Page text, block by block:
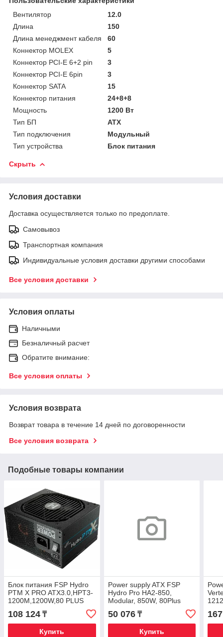
Вентилятор
12.0
Длина
150
Длина менеджмент кабеля
60
Коннектор MOLEX
5
Коннектор PCI-E 6+2 pin
3
Коннектор PCI-E 6pin
3
Коннектор SATA
15
Коннектор питания
24+8+8
Мощность
1200 Вт
Тип БП
ATX
Тип подключения
Модульный
Тип устройства
Блок питания
Скрыть
Условия доставки
Доставка осуществляется только по предоплате.
Самовывоз
Транспортная компания
Индивидуальные условия доставки другими способами
Все условия доставки
Условия оплаты
Наличными
Безналичный расчет
Обратите внимание:
Все условия оплаты
Условия возврата
Возврат товара в течение 14 дней по договоренности
Все условия возврата
Подобные товары компании
Блок питания FSP Hydro
PTM X PRO ATX3.0,HPT3-
1200M,1200W,80 PLUS
Platinum,Full
Modular,ATX12V V3.0,PCIe
5.0,Bl
108 124 ₸
Купить
Power supply ATX FSP
Hydro Pro HA2-850,
Modular, 850W, 80Plus
50 076₸
Купить